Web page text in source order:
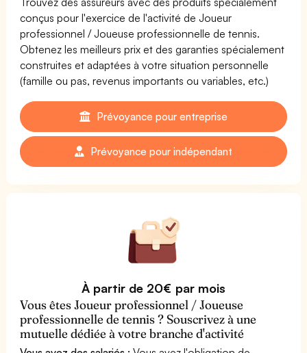
conçus pour l'exercice de l'activité de Joueur
professionnel / Joueuse professionnelle de tennis.
Obtenez les meilleurs prix et des garanties spécialement
construites et adaptées à votre situation personnelle
(famille ou pas, revenus importants ou variables, etc.)
Prévoyance pour entreprise
Prévoyance pour indépendant
À partir de 20€ par mois
Vous êtes Joueur professionnel / Joueuse
professionnelle de tennis ? Souscrivez à une
mutuelle dédiée à votre branche d'activité